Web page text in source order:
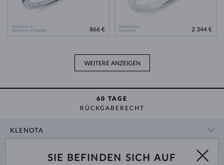
WEISSGOLD
DIAMANT SCHWARZ
866 €
WEISSGOLD
DIAMANT
2 344 €
WEITERE ANZEIGEN
60 TAGE
RÜCKGABERECHT
KLENOTA
SIE BEFINDEN SICH AUF